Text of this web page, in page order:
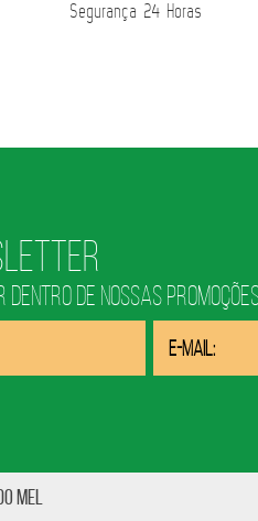
Segurança 24 Horas
DENTRO DE NOSSAS
Mel